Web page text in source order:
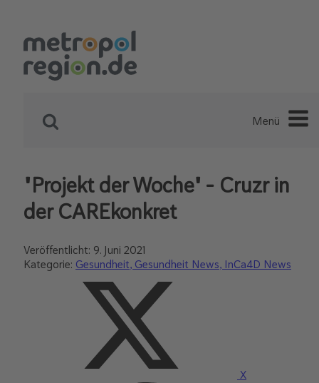
Menü
"Projekt der Woche" - Cruzr in
der CAREkonkret
Veröffentlicht: 9. Juni 2021
Kategorie: Gesundheit Gesundheit News InCa4D News
X